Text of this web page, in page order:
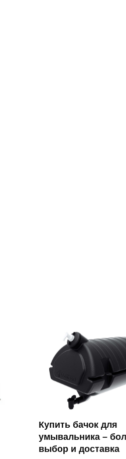
Купить бачок для
умывальника –
выбор и доставка